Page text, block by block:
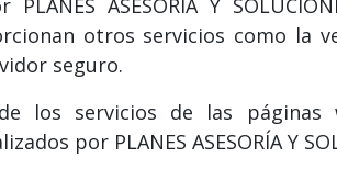
ASESORÍA Y
otros servicios como la
seguro.
los servicios de las
por PLANES ASESORÍA Y